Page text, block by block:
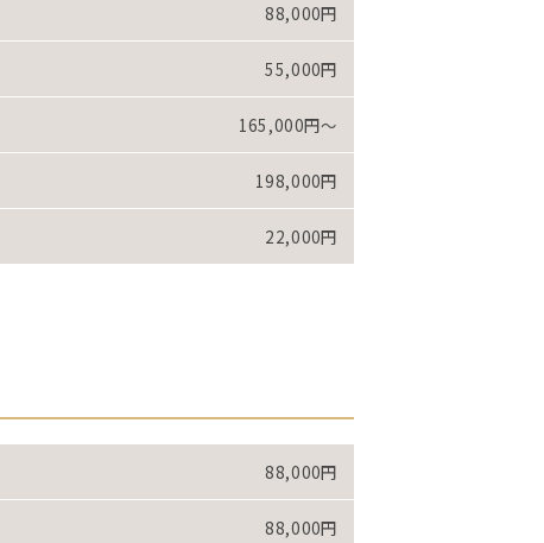
88,000円
55,000円
165,000円～
198,000円
22,000円
88,000円
88,000円